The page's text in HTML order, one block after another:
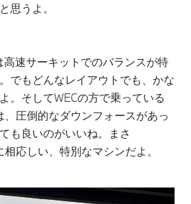
思うよ。
速サーキットでのバランスが特
でもどんなレイアウトでも、かな
。そしてWECの方で乗っている
圧倒的なダウンフォースがあっ
も良いのがいいね。まさ
応しい、特別なマシンだよ。